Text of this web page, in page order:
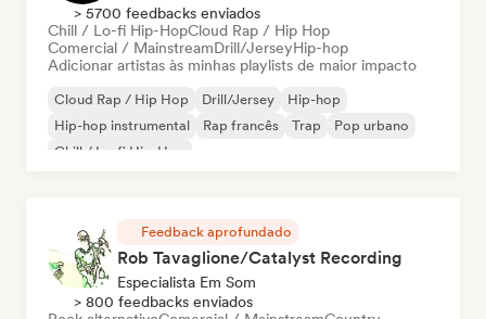
> 5700 feedbacks enviados
Chill / Lo-fi Hip-HopCloud Rap / Hip Hop
Comercial / MainstreamDrill/JerseyHip-hop
Adicionar artistas às minhas playlists de maior impacto
Cloud Rap / Hip Hop Drill/Jersey
Hip-hop
Hip-hop instrumental
Rap francês Trap
Pop urbano
Chill / Lo-fi Hip-Hop
Feedback aprofundado
Rob Tavaglione/Catalyst Recording
Especialista Em Som
> 800 feedbacks enviados